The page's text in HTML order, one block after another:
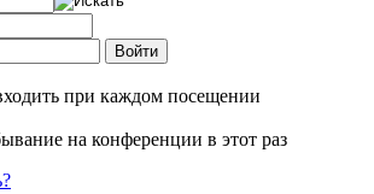
при каждом посещении
на конференции в этот раз